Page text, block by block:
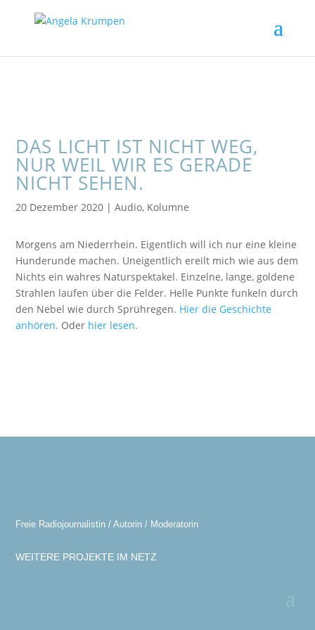
DAS LICHT IST NICHT WEG,
NUR WEIL WIR ES GERADE
NICHT SEHEN.
20 Dezember 2020 |Audio, Kolumne
Morgens am Niederrhein. Eigentlich will ich nur eine kleine
Hunderunde machen. Uneigentlich ereilt mich wie aus dem
Nichts ein wahres Naturspektakel. Einzelne, lange, goldene
Strahlen laufen über die Felder. Helle Punkte funkeln durch
den Nebel wie durch Sprühregen. Hier die Geschichte
anhören. Oder hier lesen.
Freie Radiojournalistin / Autorin / Moderatorin
WEITERE PROJEKTE IM NETZ